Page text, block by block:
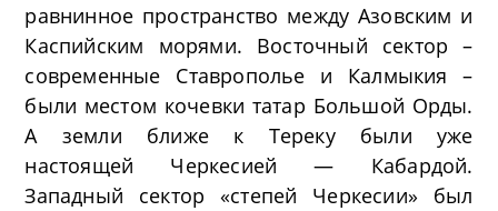
равнинное пространство между Азовским и
Каспийским морями. Восточный сектор –
современные Ставрополье и Калмыкия –
были местом кочевки татар Большой Орды.
А земли ближе к Тереку были уже
настоящей Черкесией — Кабардой.
Западный сектор «степей Черкесии» был